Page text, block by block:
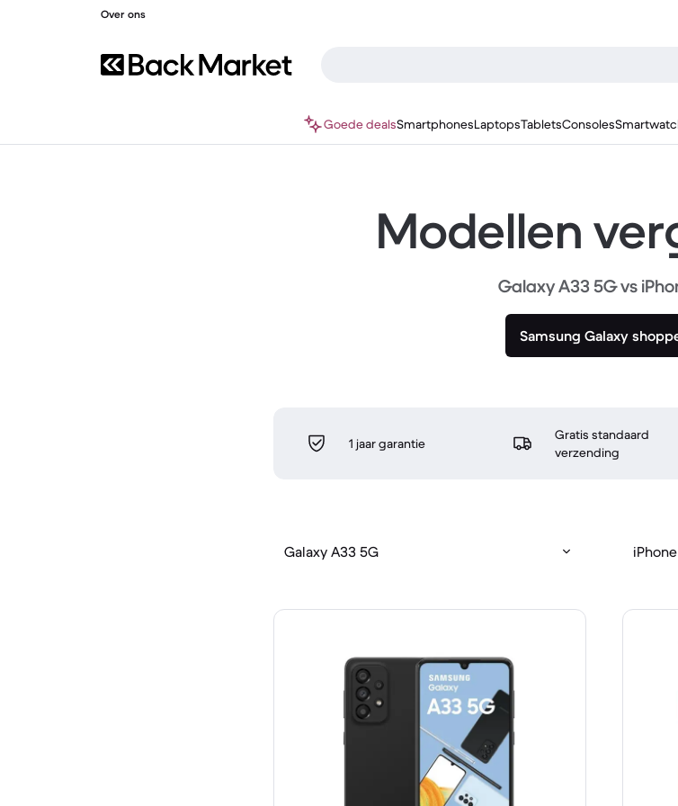
Over ons
Goede dealsSmartphonesLaptopsTabletsConsoles
Modellen
Galaxy A33 5G vs
Samsung Galaxy
1 jaar garantie
Gratis standaard
verzending
Galaxy A33 5G iPhone